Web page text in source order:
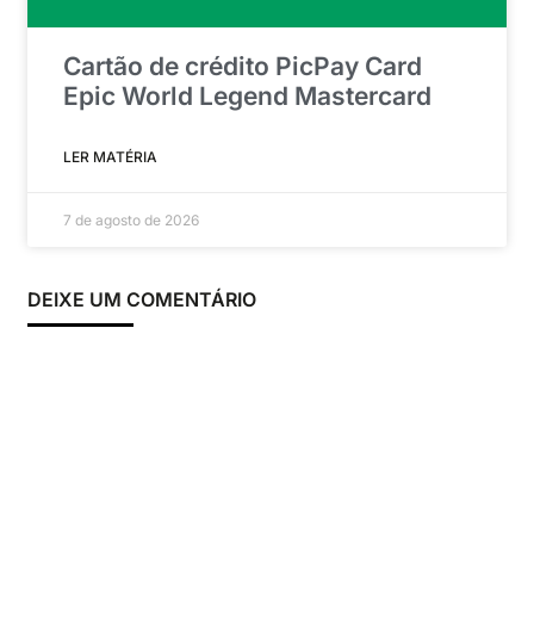
Cartão de crédito PicPay Card
Epic World Legend Mastercard
LER MATÉRIA
7 de agosto de 2026
DEIXE UM COMENTÁRIO